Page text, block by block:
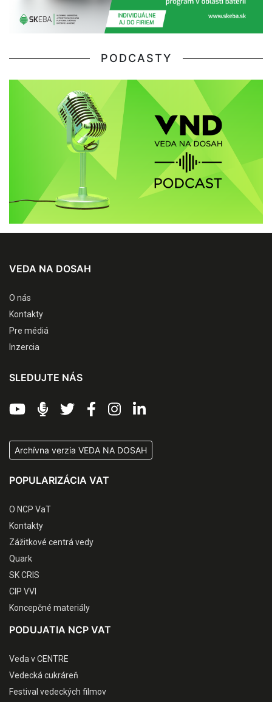
PODCASTY
VEDA NA DOSAH
O nás
Kontakty
Pre médiá
Inzercia
SLEDUJTE NÁS
Archívna verzia VEDA NA DOSAH
POPULARIZÁCIA VAT
O NCP VaT
Kontakty
Zážitkové centrá vedy
Quark
SK CRIS
CIP VVI
Koncepčné materiály
PODUJATIA NCP VAT
Veda v CENTRE
Vedecká cukráreň
Festival vedeckých filmov